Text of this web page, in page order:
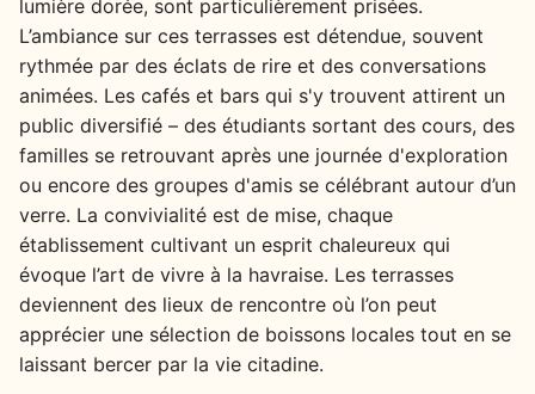
lumière dorée, sont particulièrement prisées.
L’ambiance sur ces terrasses est détendue, souvent
rythmée par des éclats de rire et des conversations
animées. Les cafés et bars qui s'y trouvent attirent un
public diversifié – des étudiants sortant des cours, des
familles se retrouvant après une journée d'exploration
ou encore des groupes d'amis se célébrant autour d’un
verre. La convivialité est de mise, chaque
établissement cultivant un esprit chaleureux qui
évoque l’art de vivre à la havraise. Les terrasses
deviennent des lieux de rencontre où l’on peut
apprécier une sélection de boissons locales tout en se
laissant bercer par la vie citadine.